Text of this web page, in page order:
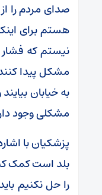
صدای مردم را
هستم برای
نیستم که
مشکل پیدا کنند
به خیابان
مشکلی وجود
پزشکیان با
بلد است کمک
را حل نکنیم